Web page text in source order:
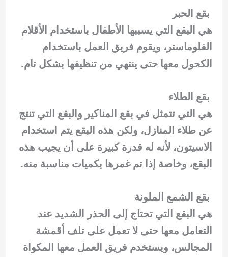
بقع الحبر
هي البقع التي يسببها الأطفال باستخدام الأقلام
الفلوماستر، ويقوم فريق العمل باستخدام
الكحول معها حتى ينتهي من تنظيفها بشكل تام.
بقع الطلاء
هي التي تتمثل في بقع المناكير والبقع التي تنتج
عن طلاء المنازل، ولكن هذه البقع يتم استخدام
الاسيتون، لأنه له قدرة كبيرة على أن يجيب هذه
البقع، وخاصة إذا تم غمرها بكميات مناسبة منه.
بقع الشمع الملونة
هي البقع التي تحتاج إلى الحذر الشديد عند
التعامل معها حتى لا تعمل على تلف أقمشة
المجالس، ويستخدم فريق العمل معها المكواة